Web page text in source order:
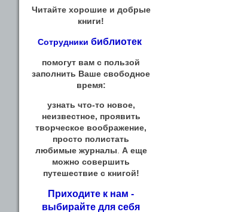
Читайте хорошие и добрые
книги!
Сотрудники библиотек
помогут вам с пользой
заполнить Ваше свободное
время:
узнать что-то новое,
неизвестное, проявить
творческое воображение,
просто полистать
любимые журналы А еще
можно совершить
путешествие с книгой!
Приходите к нам -
выбирайте для себя